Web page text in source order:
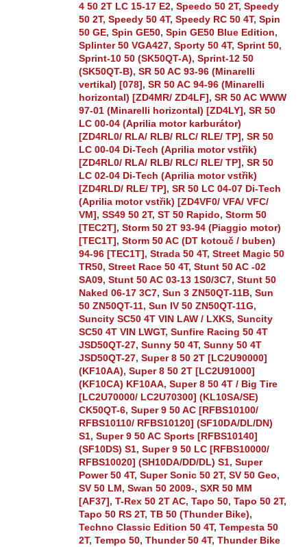
4 50 2T LC 15-17 E2, Speedo 50 2T, Speedy
50 2T, Speedy 50 4T, Speedy RC 50 4T, Spin
50 GE, Spin GE50, Spin GE50 Blue Edition,
Splinter 50 VGA427, Sporty 50 4T, Sprint 50,
Sprint-10 50 (SK50QT-A), Sprint-12 50
(SK50QT-B), SR 50 AC 93-96 (Minarelli
vertikal) [078], SR 50 AC 94-96 (Minarelli
horizontal) [ZD4MR/ ZD4LF], SR 50 AC WWW
97-01 (Minarelli horizontal) [ZD4LY], SR 50
LC 00-04 (Aprilia motor karburátor)
[ZD4RL0/ RLA/ RLB/ RLC/ RLE/ TP], SR 50
LC 00-04 Di-Tech (Aprilia motor vstřik)
[ZD4RL0/ RLA/ RLB/ RLC/ RLE/ TP], SR 50
LC 02-04 Di-Tech (Aprilia motor vstřik)
[ZD4RLD/ RLE/ TP], SR 50 LC 04-07 Di-Tech
(Aprilia motor vstřik) [ZD4VF0/ VFA/ VFC/
VM], SS49 50 2T, ST 50 Rapido, Storm 50
[TEC2T], Storm 50 2T 93-94 (Piaggio motor)
[TEC1T], Storm 50 AC (DT kotouč / buben)
94-96 [TEC1T], Strada 50 4T, Street Magic 50
TR50, Street Race 50 4T, Stunt 50 AC -02
SA09, Stunt 50 AC 03-13 1S0/3C7, Stunt 50
Naked 06-17 3C7, Sun 3 ZN50QT-11B, Sun
50 ZN50QT-11, Sun IV 50 ZN50QT-11G,
Suncity SC50 4T VIN LAW / LXKS, Suncity
SC50 4T VIN LWGT, Sunfire Racing 50 4T
JSD50QT-27, Sunny 50 4T, Sunny 50 4T
JSD50QT-27, Super 8 50 2T [LC2U90000]
(KF10AA), Super 8 50 2T [LC2U91000]
(KF10CA) KF10AA, Super 8 50 4T / Big Tire
[LC2U70000/ LC2U70300] (KL10SA/SE)
CK50QT-6, Super 9 50 AC [RFBS10100/
RFBS10110/ RFBS10120] (SF10DA/DL/DN)
S1, Super 9 50 AC Sports [RFBS10140]
(SF10DS) S1, Super 9 50 LC [RFBS10000/
RFBS10020] (SH10DA/DD/DL) S1, Super
Power 50 4T, Super Sonic 50 2T, SV 50 Geo,
SV 50 LM, Swan 50 2009-, SXR 50 MM
[AF37], T-Rex 50 2T AC, Tapo 50, Tapo 50 2T,
Tapo 50 RS 2T, TB 50 (Thunder Bike),
Techno Classic Edition 50 4T, Tempesta 50
2T, Tempo 50, Thunder 50 4T, Thunder Bike